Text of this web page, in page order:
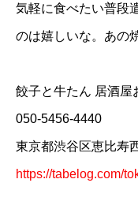
気軽に食べたい普段
のは嬉しいな。あの
餃子と牛たん 居酒屋
050-5456-4440
東京都渋谷区恵比寿
https://tabelog.com/